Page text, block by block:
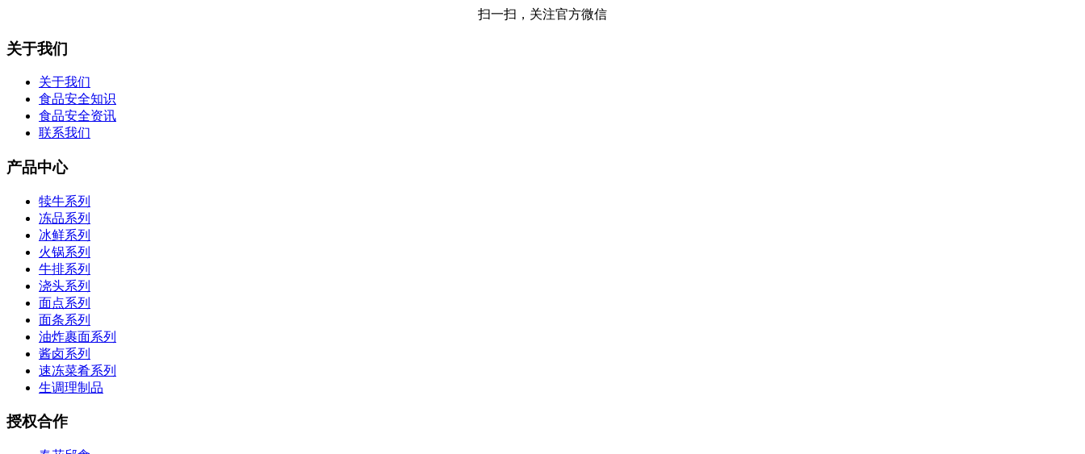
扫一扫，关注官方微信
关于我们
关于我们
食品安全知识
食品安全资讯
联系我们
产品中心
犊牛系列
冻品系列
冰鲜系列
火锅系列
牛排系列
浇头系列
面点系列
面条系列
油炸裹面系列
酱卤系列
速冻菜肴系列
生调理制品
授权合作